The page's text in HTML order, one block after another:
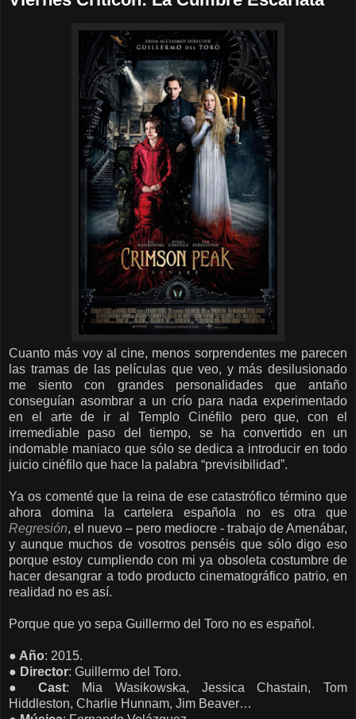
Cuanto más voy al cine, menos sorprendentes me parecen
las tramas de las películas que veo, y más desilusionado
me siento con grandes personalidades que antaño
conseguían asombrar a un crío para nada experimentado
en el arte de ir al Templo Cinéfilo pero que, con el
irremediable paso del tiempo, se ha convertido en un
indomable maniaco que sólo se dedica a introducir en todo
juicio cinéfilo que hace la palabra “previsibilidad”.
Ya os comenté que la reina de ese catastrófico término que
ahora domina la cartelera española no es otra que
Regresión, el nuevo – pero mediocre - trabajo de Amenábar,
y aunque muchos de vosotros penséis que sólo digo eso
porque estoy cumpliendo con mi ya obsoleta costumbre de
hacer desangrar a todo producto cinematográfico patrio, en
realidad no es así.
Porque que yo sepa Guillermo del Toro no es español.
● Año: 2015.
● Director: Guillermo del Toro.
● Cast: Mia Wasikowska, Jessica Chastain, Tom
Hiddleston, Charlie Hunnam, Jim Beaver…